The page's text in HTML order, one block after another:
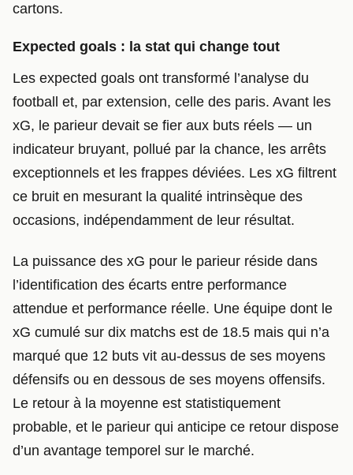
cartons.
Expected goals : la stat qui change tout
Les expected goals ont transformé l’analyse du
football et, par extension, celle des paris. Avant les
xG, le parieur devait se fier aux buts réels — un
indicateur bruyant, pollué par la chance, les arrêts
exceptionnels et les frappes déviées. Les xG filtrent
ce bruit en mesurant la qualité intrinsèque des
occasions, indépendamment de leur résultat.
La puissance des xG pour le parieur réside dans
l’identification des écarts entre performance
attendue et performance réelle. Une équipe dont le
xG cumulé sur dix matchs est de 18.5 mais qui n’a
marqué que 12 buts vit au-dessus de ses moyens
défensifs ou en dessous de ses moyens offensifs.
Le retour à la moyenne est statistiquement
probable, et le parieur qui anticipe ce retour dispose
d’un avantage temporel sur le marché.